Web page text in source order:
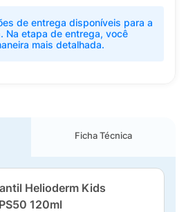
de entrega disponíveis para a
Na etapa de entrega, você
mais detalhada.
Ficha Técnica
Helioderm Kids
120ml